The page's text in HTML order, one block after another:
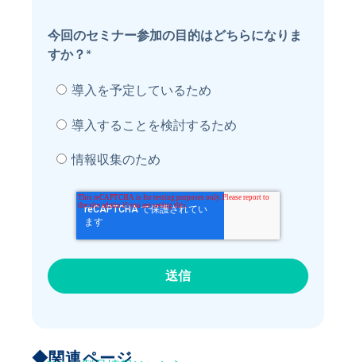
今回のセミナー参加の目的はどちらになりま
すか？*
導入を予定しているため
導入することを検討するため
情報収集のため